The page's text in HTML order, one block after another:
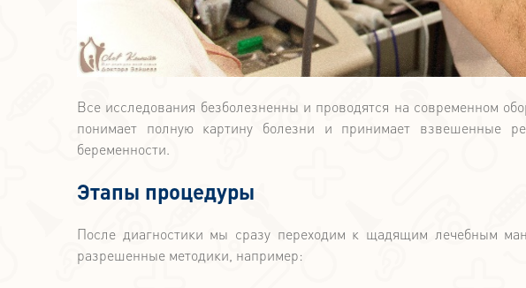
Все исследования безболезненны и проводятся на современном
понимает полную картину болезни и принимает взвешенные
беременности.
Этапы процедуры
После диагностики мы сразу переходим к щадящим лечебным
разрешенные методики, например: